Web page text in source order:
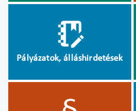
Pályázatok, álláshirdetések